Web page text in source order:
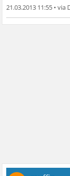
21.03.2013 11:55 •